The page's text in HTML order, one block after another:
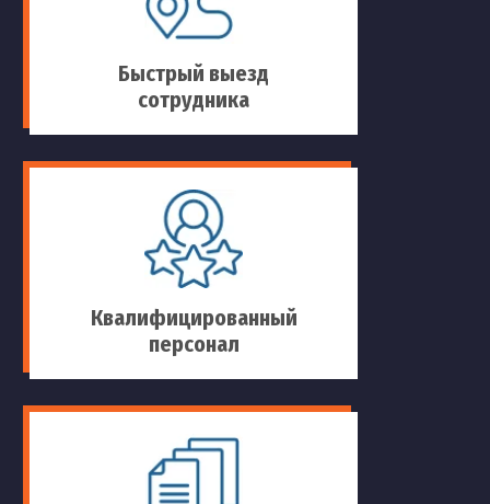
Быстрый выезд
сотрудника
Квалифицированный
персонал